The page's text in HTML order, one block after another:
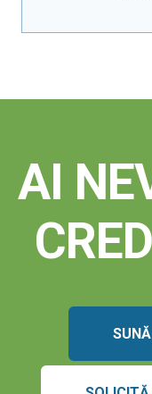
AI